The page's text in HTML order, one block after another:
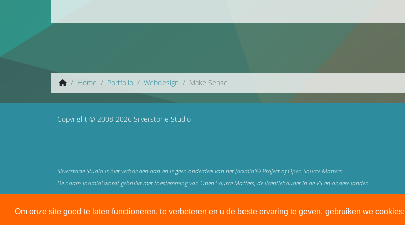
Om onze site goed te laten functioneren, te verbeteren en u de beste ervaring te geven, gebruiken we cookies:
Home Portfolio Webdesign Make Sense
Copyright © 2008-2026 Silverstone Studio
Silverstone Studio is niet verbonden aan en is geen onderdeel van hetJoomla!®Project ofOpen Source Matters.
De naam Joomla! wordt gebruikt met toestemming van Open Source Matters, de licentiehouder in de VS en andere landen.